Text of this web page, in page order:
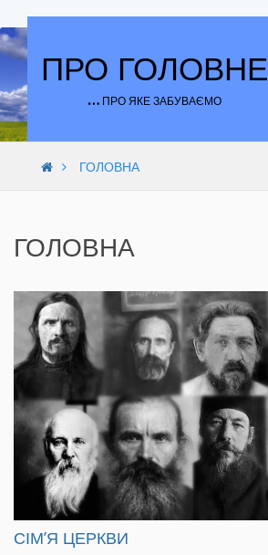
Skip to content
ПРО ГОЛОВНЕ
… ПРО ЯКЕ ЗАБУВАЄМО
ГОЛОВНА
ГОЛОВНА
СІМ’Я ЦЕРКВИ